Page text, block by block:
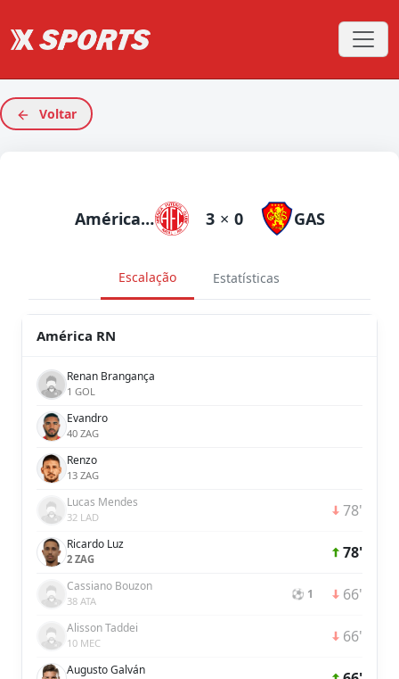
Voltar
América RN 3 × 0 GAS
Escalação Estatísticas
América RN
Renan Brangança
1 GOL
Evandro
40 ZAG
Renzo
13 ZAG
Lucas Mendes
32 LAD 78'
Ricardo Luz
2 ZAG 78'
Cassiano Bouzon
38 ATA ⚽ 1 66'
Alisson Taddei
10 MEC 66'
Augusto Galván